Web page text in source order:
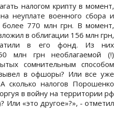
налогом крипту в момент,
неуплате военного сбора и
более 770 млн грн. В момент,
в облигации 156 млн грн,
в его фонд. Из них
млн грн необлагаемой (!)
сомнительным способом
в офшоры? Или все уже
сколько налогов Порошенко
в войну на территории рф
Или «это другое»?», - отметил